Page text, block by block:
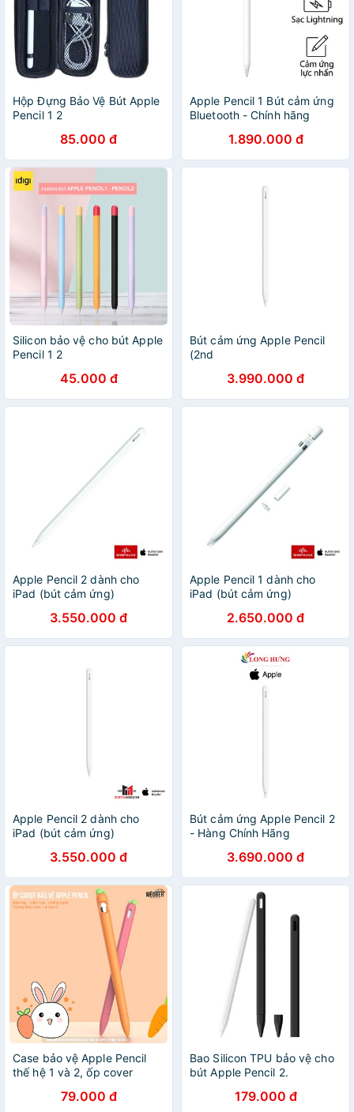
Hộp Đựng Bảo Vệ Bút Apple
Pencil 1 2
85.000 đ
Apple Pencil 1 Bút cảm ứng
Bluetooth - Chính hãng
1.890.000 đ
Silicon bảo vệ cho bút Apple
Pencil 1 2
45.000 đ
Bút cảm ứng Apple Pencil
(2nd
3.990.000 đ
Apple Pencil 2 dành cho
iPad (bút cảm ứng)
3.550.000 đ
Apple Pencil 1 dành cho
iPad (bút cảm ứng)
2.650.000 đ
Apple Pencil 2 dành cho
iPad (bút cảm ứng)
3.550.000 đ
Bút cảm ứng Apple Pencil 2
- Hàng Chính Hãng
3.690.000 đ
Case bảo vệ Apple Pencil
thế hệ 1 và 2, ốp cover
liệu silicon cao cấp (3 màu)
79.000 đ
Bao Silicon TPU bảo vệ cho
bút Apple Pencil 2.
179.000 đ